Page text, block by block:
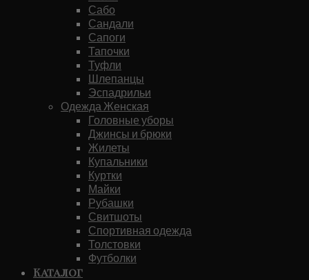
Сабо
Сандали
Сапоги
Тапочки
Туфли
Шлепанцы
Эспадрильи
Одежда Женская
Головные уборы
Джинсы и брюки
Жилеты
Купальники
Куртки
Майки
Рубашки
Свитшоты
Спортивная одежда
Толстовки
Футболки
Каталог